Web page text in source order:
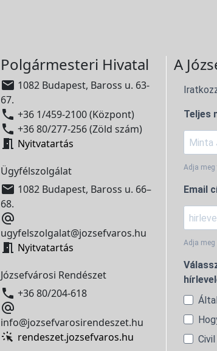
Polgármesteri Hivatal
 1082 Budapest, Baross u. 63-
67.
 +36 1/459-2100 (Központ)
 +36 80/277-256 (Zöld szám)
 Nyitvatartás
Ügyfélszolgálat
 1082 Budapest, Baross u. 66–
68.

ugyfelszolgalat@jozsefvaros.hu
 Nyitvatartás
Józsefvárosi Rendészet
 +36 80/204-618

info@jozsefvarosirendeszet.hu
rendeszet.jozsefvaros.hu
A
Teljes
Adja meg
Email
Adja meg